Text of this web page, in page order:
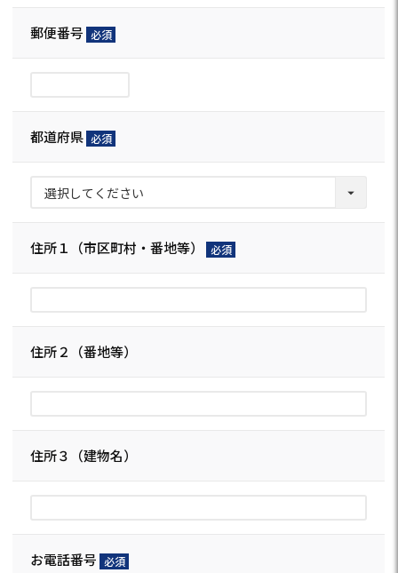
郵便番号
都道府県
住所１（市区町村・番地等）
住所２（番地等）
住所３（建物名）
お電話番号